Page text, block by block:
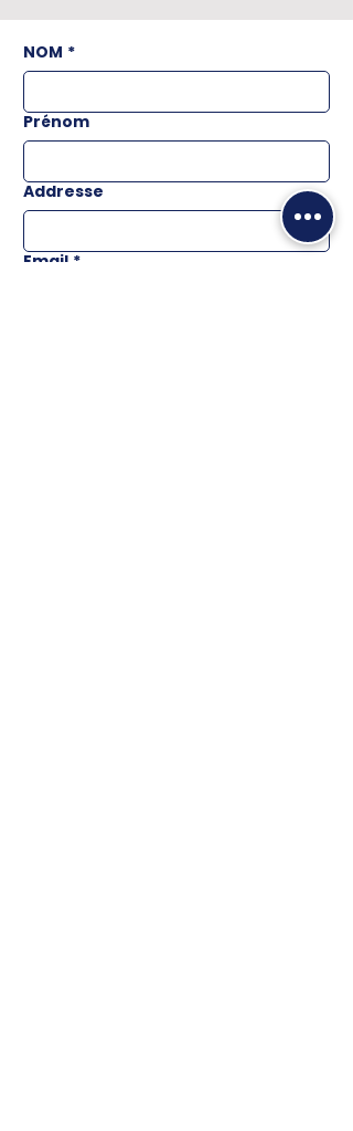
NOM *
Prénom
Addresse
Email *